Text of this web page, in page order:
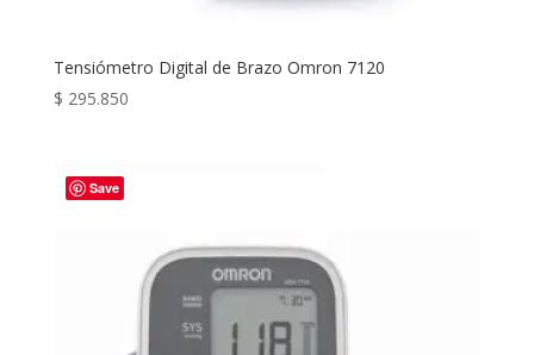
Tensiómetro Digital de Brazo Omron 7120
$ 295.850
Save